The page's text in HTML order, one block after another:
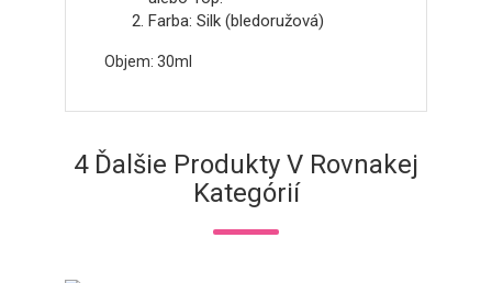
Objem: 30ml
Kategórií